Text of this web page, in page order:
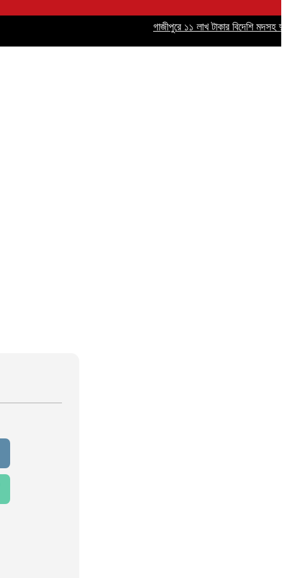
গাজীপুরে ১১ লাখ টাকার বিদেশি মদসহ দুইজন